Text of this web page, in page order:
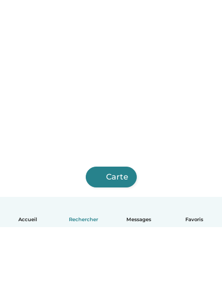
Accueil Rechercher Messages Favoris
Carte